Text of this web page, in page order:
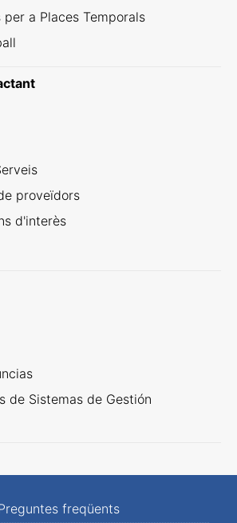
a Places Temporals
proveïdors
d'interès
de Sistemas de Gestión
freqüents